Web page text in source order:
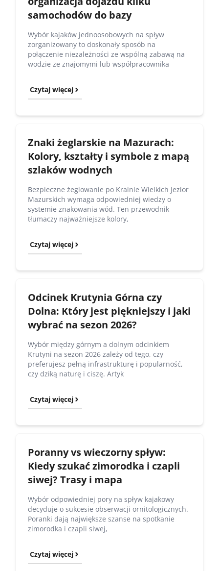
samochodów do bazy
Wybór kajaków jednoosobowych na spływ
zorganizowany to doskonały sposób na
połączenie niezależności ze wspólną zabawą na
wodzie ze znajomymi lub współpracownika
Czytaj więcej
Znaki żeglarskie na Mazurach:
Kolory, kształty i symbole z mapą
szlaków wodnych
Bezpieczne żeglowanie po Krainie Wielkich Jezior
Mazurskich wymaga odpowiedniej wiedzy o
systemie znakowania wód. Ten przewodnik
tłumaczy najważniejsze kolory,
Czytaj więcej
Odcinek Krutynia Górna czy
Dolna: Który jest piękniejszy i jaki
wybrać na sezon 2026?
Wybór między górnym a dolnym odcinkiem
Krutyni na sezon 2026 zależy od tego, czy
preferujesz pełną infrastrukturę i popularność,
czy dziką naturę i ciszę. Artyk
Czytaj więcej
Poranny vs wieczorny spływ:
Kiedy szukać zimorodka i czapli
siwej? Trasy i mapa
Wybór odpowiedniej pory na spływ kajakowy
decyduje o sukcesie obserwacji ornitologicznych.
Poranki dają największe szanse na spotkanie
zimorodka i czapli siwej,
Czytaj więcej